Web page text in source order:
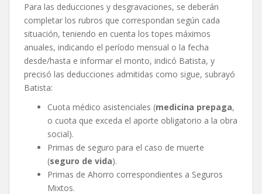
Para las deducciones y desgravaciones, se deberán
completar los rubros que correspondan según cada
situación, teniendo en cuenta los topes máximos
anuales, indicando el período mensual o la fecha
desde/hasta e informar el monto, indicó Batista, y
precisó las deducciones admitidas como sigue, subrayó
Batista:
Cuota médico asistenciales (medicina prepaga,
o cuota que exceda el aporte obligatorio a la obra
social).
Primas de seguro para el caso de muerte
(seguro de vida).
Primas de Ahorro correspondientes a Seguros
Mixtos.